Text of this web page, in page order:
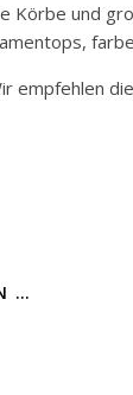
Körbe und
empfehlen
…